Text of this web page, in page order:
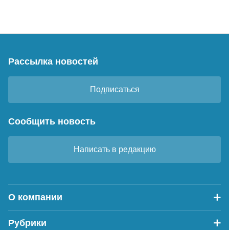
Рассылка новостей
Подписаться
Сообщить новость
Написать в редакцию
О компании
Рубрики